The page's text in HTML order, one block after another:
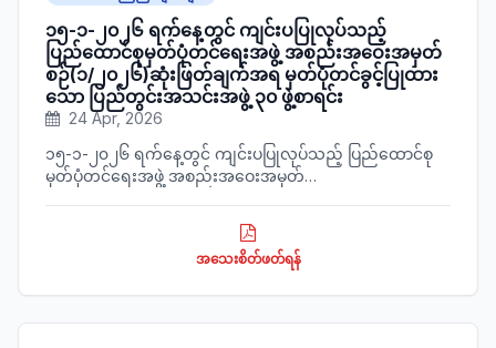
၁၅-၁-၂၀၂၆ ရက်နေ့တွင် ကျင်းပပြုလုပ်သည့်
ပြည်ထောင်စုမှတ်ပုံတင်ရေးအဖွဲ့ အစည်းအဝေးအမှတ်
စဉ်(၁/၂၀၂၆)ဆုံးဖြတ်ချက်အရ မှတ်ပုံတင်ခွင့်ပြုထား
သော ပြည်တွင်းအသင်းအဖွဲ့ ၃၀ ဖွဲ့စာရင်း
24 Apr, 2026
၁၅-၁-၂၀၂၆ ရက်နေ့တွင် ကျင်းပပြုလုပ်သည့် ပြည်ထောင်စု
မှတ်ပုံတင်ရေးအဖွဲ့ အစည်းအဝေးအမှတ်
ပြည်တွင်းအသင်းအဖွဲ့ ၃၀ ဖွဲ့စာရင်းအား ဖော်ပြအပ်ပါသည်။
အသေးစိတ်ဖတ်ရန်